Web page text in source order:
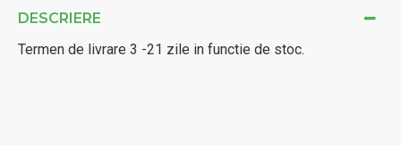
DESCRIERE
Termen de livrare 3 -21 zile in functie de stoc.